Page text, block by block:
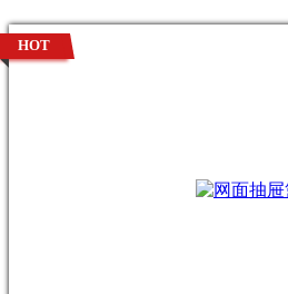
HOT